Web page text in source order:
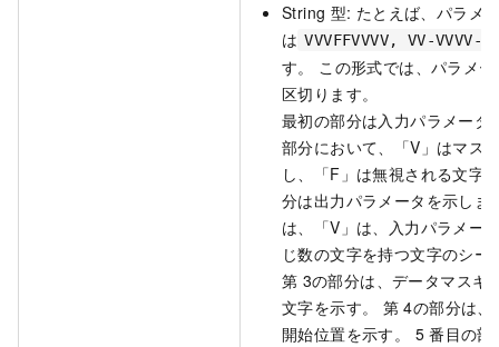
String 型: たとえば、パラメ
は VVVFFVVVV, VV-
す。 この形式では、パラメ
区切ります。
最初の部分は入力パラメータ
部分において、「V」はマス
し、「F」は無視される文字
分は出力パラメータを示しま
は、「V」は、入力パラメー
じ数の文字を持つ文字のシー
第 3の部分は、データマスキ
文字を示す。 第 4の部分は、
開始位置を示す。 5 番目の部